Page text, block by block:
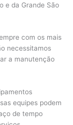
e da Grande São
com os mais
necessitamos
a manutenção
equipes podem
de tempo